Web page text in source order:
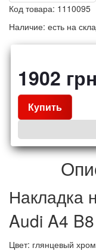
Код товара: 1110095
Наличие: есть на
1902 грн
Купить
Накладка
Audi A4
Цвет: глянцевый